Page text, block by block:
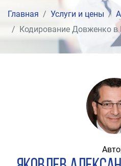
Главная Услуги и цены
Кодирование Довженко в